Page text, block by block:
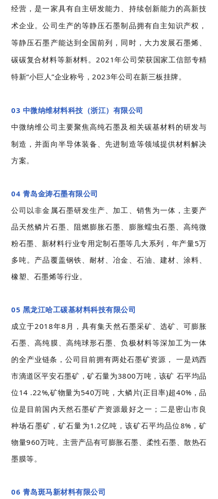
经营，是一家具有自主研发能力、持续创新能力的高新技
术企业。公司生产的等静压石墨制品拥有自主知识产权，
等静压石墨产能达到全国前列，同时，大力发展石墨烯、
碳碳复合材料等新材料。2021年公司荣获国家工信部专精
特新“小巨人”企业称号，2023年公司在新三板挂牌。
03 中微纳维材料科技（浙江）有限公司
中微纳维公司主要聚焦高纯石墨及相关碳基材料的研发与
制造，并面向半导体装备、先进制造等领域提供材料解决
方案。
04 青岛金涛石墨有限公司
公司以非金属石墨研发生产、加工、销售为一体，主要产
品天然鳞片石墨、阻燃膨胀石墨、膨胀蠕虫石墨、高纯微
粉石墨、新材料行业专用定制石墨等几大系列，年产量5万
多吨。产品覆盖钢铁、耐材、冶金、石油、建材、涂料、
橡塑、石墨烯等行业。
05 黑龙江哈工碳基材料科技有限公司
成立于2018年8月，具有集天然石墨采矿、选矿、可膨胀
石墨、高纯膜、高纯球形石墨、负极材料等深加工为一体
的全产业链条，公司目前拥有两处石墨矿资源， 一是鸡西
市滴道区平安石墨矿，矿石量为3800万吨，该矿 石平均品
位14 .22%,矿物量为540万吨，大鳞片(正目率)超40%，品
位是目前国内天然石墨矿产资源最好之一；二是密山市良
种场石墨矿，矿石量为1.2亿吨，该矿石平均品位8%，矿
物量960万吨。主营产品有可膨胀石墨、 柔性石墨、散热石
墨膜等。
06 青岛斑马新材料有限公司